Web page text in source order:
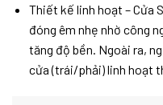
Thiết kế linh hoạt – Cửa
đóng êm nhẹ nhờ công
tăng độ bền. Ngoài ra,
cửa (trái/phải) linh hoạt